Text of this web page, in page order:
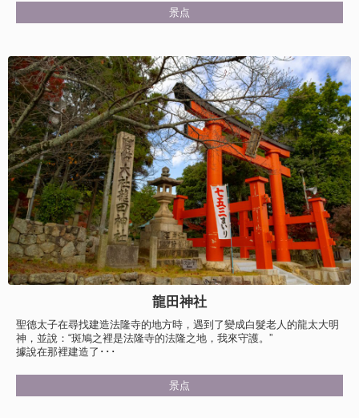
景点
龍田神社
聖德太子在尋找建造法隆寺的地方時，遇到了變成白髮老人的龍太大明
神，並說：“斑鳩之裡是法隆寺的法隆之地，我來守護。”
據說在那裡建造了･･･
景点